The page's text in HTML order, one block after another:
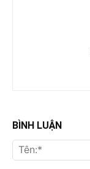
BÌNH LUẬN